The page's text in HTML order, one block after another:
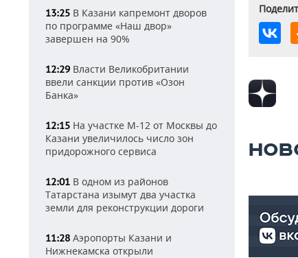
13:25 В Казани капремонт дворов
по программе «Наш двор»
завершен на 90%
12:29 Власти Великобритании
ввели санкции против «Озон
Банка»
12:15 На участке М-12 от Москвы до
Казани увеличилось число зон
придорожного сервиса
12:01 В одном из районов
Татарстана изымут два участка
земли для реконструкции дороги
11:28 Аэропорты Казани и
Нижнекамска открыли